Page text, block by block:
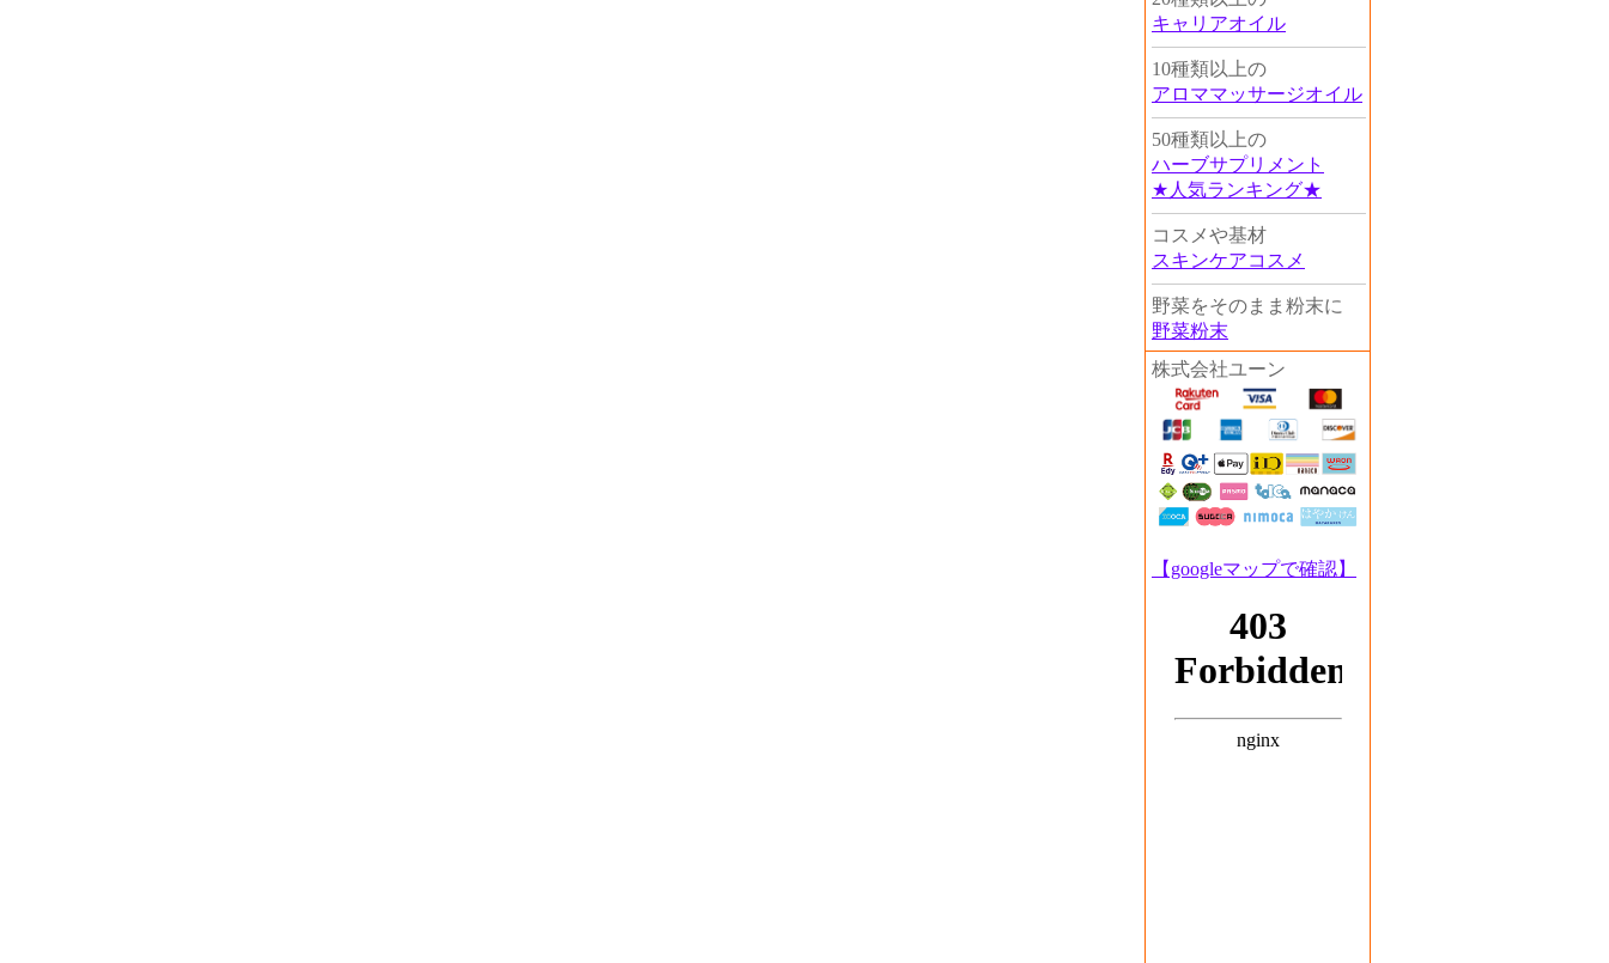
キャリアオイル
10種類以上の
アロママッサージオイル
50種類以上の
ハーブサプリメント
★人気ランキング★
コスメや基材
スキンケアコスメ
野菜をそのまま粉末に
野菜粉末
株式会社ユーン
【googleマップで確認】